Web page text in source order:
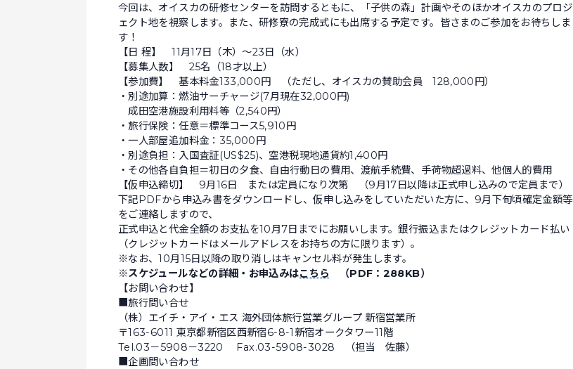
今回は、オイスカの研修センターを訪問するともに、「子供の森」計画やそのほかオイスカのプロジ
ェクト地を視察します。また、研修寮の完成式にも出席する予定です。皆さまのご参加をお待ちしま
す！
【日 程】 11月17日（木）～23日（水）
【募集人数】 25名（18才以上）
【参加費】 基本料金133,000円 （ただし、オイスカの賛助会員 128,000円）
・別途加算：燃油サーチャージ(7月現在32,000円)
成田空港施設利用料等（2,540円）
・旅行保険：任意＝標準コース5,910円
・一人部屋追加料金：35,000円
・別途負担：入国査証(US$25)、空港税現地通貨約1,400円
・その他各自負担＝初日の夕食、自由行動日の費用、渡航手続費、手荷物超過料、他個人的費用
【仮申込締切】 9月16日 または定員になり次第 （9月17日以降は正式申し込みので定員まで）
下記PDFから申込み書をダウンロードし、仮申し込みをしていただいた方に、9月下旬頃確定金額等
をご連絡しますので、
正式申込と代金全額のお支払を10月7日までにお願いします。銀行振込またはクレジットカード払い
（クレジットカードはメールアドレスをお持ちの方に限ります）。
※なお、10月15日以降の取り消しはキャンセル料が発生します。
※スケジュールなどの詳細・お申込みはこちら （PDF：288KB）
【お問い合わせ】
■旅行問い合せ
（株）エイチ・アイ・エス 海外団体旅行営業グループ 新宿営業所
〒163-6011 東京都新宿区西新宿6-8-1新宿オークタワー11階
Tel.03－5908－3220 Fax.03-5908-3028 （担当 佐藤）
■企画問い合わせ